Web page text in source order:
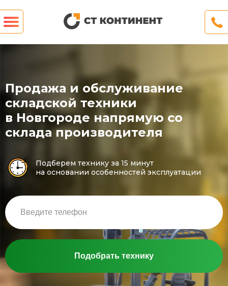
Продажа и обслуживание
складской техники
в Новгороде напрямую со
склада производителя
Подберем технику за 15 минут
на основании особенностей эксплуатации
Подобрать технику